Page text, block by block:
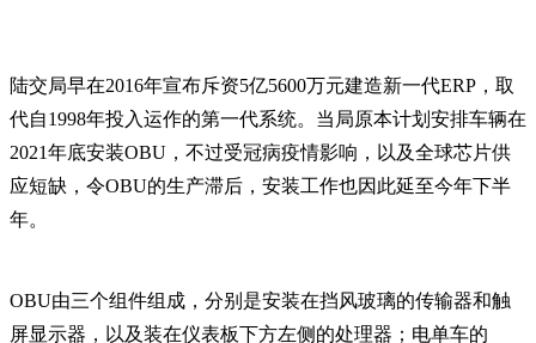
陆交局早在2016年宣布斥资5亿5600万元建造新一代ERP，取
代自1998年投入运作的第一代系统。当局原本计划安排车辆在
2021年底安装OBU，不过受冠病疫情影响，以及全球芯片供
应短缺，令OBU的生产滞后，安装工作也因此延至今年下半
年。
OBU由三个组件组成，分别是安装在挡风玻璃的传输器和触
屏显示器，以及装在仪表板下方左侧的处理器；电单车的